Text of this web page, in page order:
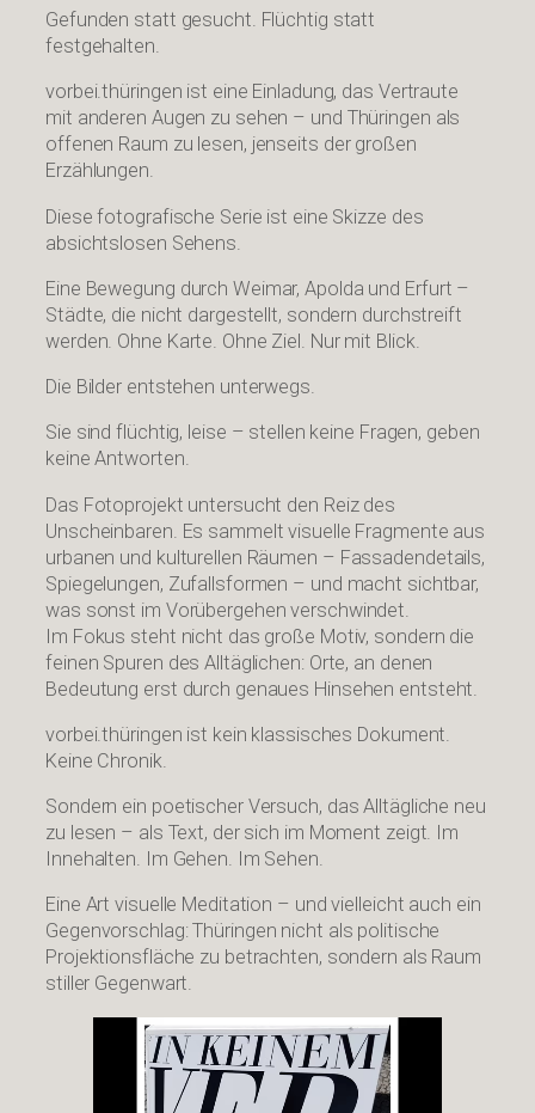
Gefunden statt gesucht. Flüchtig statt
festgehalten.
vorbei.thüringen ist eine Einladung, das Vertraute
mit anderen Augen zu sehen – und Thüringen als
offenen Raum zu lesen, jenseits der großen
Erzählungen.
Diese fotografische Serie ist eine Skizze des
absichtslosen Sehens.
Eine Bewegung durch Weimar, Apolda und Erfurt –
Städte, die nicht dargestellt, sondern durchstreift
werden. Ohne Karte. Ohne Ziel. Nur mit Blick.
Die Bilder entstehen unterwegs.
Sie sind flüchtig, leise – stellen keine Fragen, geben
keine Antworten.
Das Fotoprojekt untersucht den Reiz des
Unscheinbaren. Es sammelt visuelle Fragmente aus
urbanen und kulturellen Räumen – Fassadendetails,
Spiegelungen, Zufallsformen – und macht sichtbar,
was sonst im Vorübergehen verschwindet.
Im Fokus steht nicht das große Motiv, sondern die
feinen Spuren des Alltäglichen: Orte, an denen
Bedeutung erst durch genaues Hinsehen entsteht.
vorbei.thüringen ist kein klassisches Dokument.
Keine Chronik.
Sondern ein poetischer Versuch, das Alltägliche neu
zu lesen – als Text, der sich im Moment zeigt. Im
Innehalten. Im Gehen. Im Sehen.
Eine Art visuelle Meditation – und vielleicht auch ein
Gegenvorschlag: Thüringen nicht als politische
Projektionsfläche zu betrachten, sondern als Raum
stiller Gegenwart.